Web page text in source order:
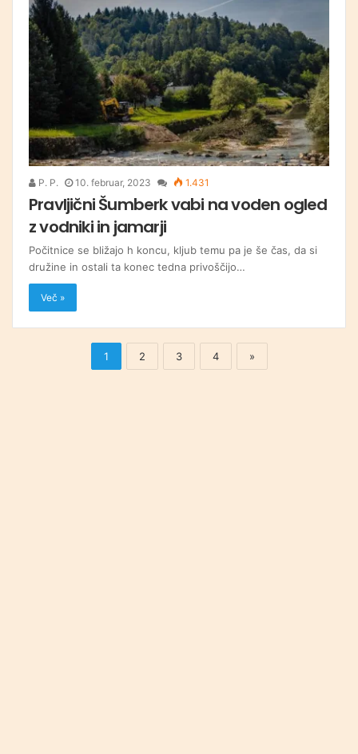
P. P. 10. februar, 2023 1.431
Pravljični Šumberk vabi na voden ogled
z vodniki in jamarji
Počitnice se bližajo h koncu, kljub temu pa je še čas, da si
družine in ostali ta konec tedna privoščijo…
Več »
1 2 3 4 »